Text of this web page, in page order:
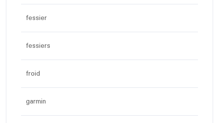
fessier
fessiers
froid
garmin